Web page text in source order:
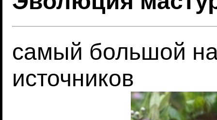
самый большой
источников